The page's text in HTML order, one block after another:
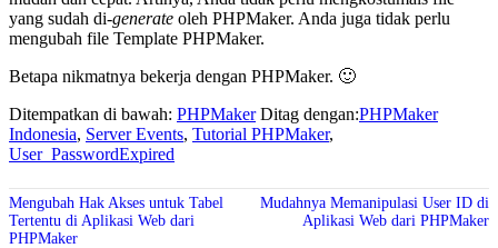
yang sudah di-generate oleh PHPMaker. Anda juga tidak perlu
mengubah file Template PHPMaker.
Betapa nikmatnya bekerja dengan PHPMaker. 🙂
Ditempatkan di bawah: PHPMaker Ditag dengan:PHPMaker
Indonesia, Server Events, Tutorial PHPMaker,
User_PasswordExpired
Mengubah Hak Akses untuk Tabel
Tertentu di Aplikasi Web dari
PHPMaker
Mudahnya Memanipulasi User ID di
Aplikasi Web dari PHPMaker